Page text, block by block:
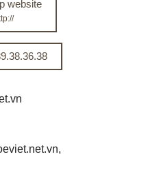
website